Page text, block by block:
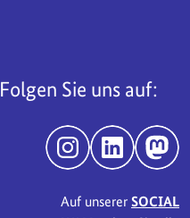
Folgen Sie uns auf:
InstagramLinkedIn
Auf unserer SOCIAL